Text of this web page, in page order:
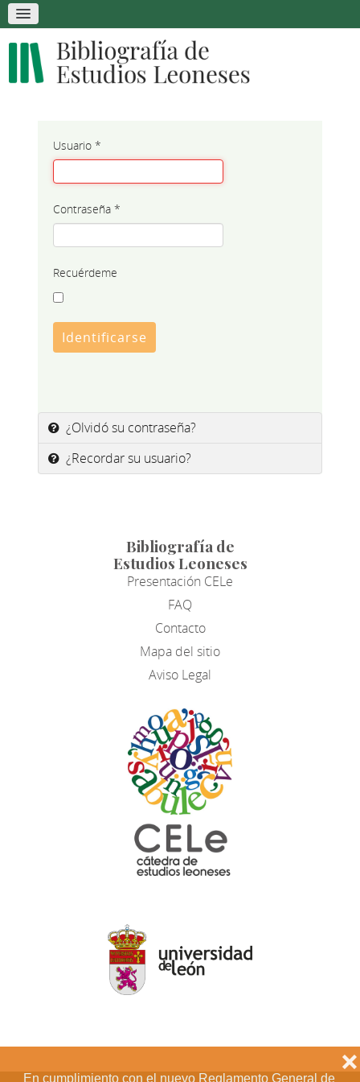
En cumplimiento con el nuevo Reglamento General de
❌
Usuario*
Contraseña*
Recuérdeme
Identificarse
¿Olvidó su contraseña?
¿Recordar su usuario?
Bibliografía de
Estudios Leoneses
Presentación CELe
FAQ
Contacto
Mapa del sitio
Aviso Legal